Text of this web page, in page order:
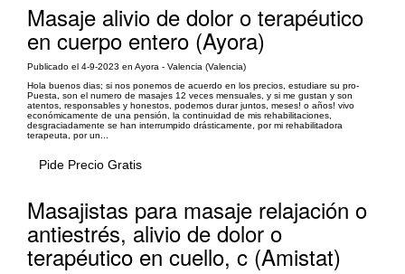
Masaje alivio de dolor o terapéutico
en cuerpo entero (Ayora)
Publicado el 4-9-2023 en Ayora - Valencia (Valencia)
Hola buenos dias; si nos ponemos de acuerdo en los precios, estudiare su pro-
Puesta, son el numero de masajes 12 veces mensuales, y si me gustan y son
atentos, responsables y honestos, podemos durar juntos, meses! o años! vivo
económicamente de una pensión, la continuidad de mis rehabilitaciones,
desgraciadamente se han interrumpido drásticamente, por mi rehabilitadora
terapeuta, por un...
Pide Precio Gratis
Masajistas para masaje relajación o
antiestrés, alivio de dolor o
terapéutico en cuello, c (Amistat)